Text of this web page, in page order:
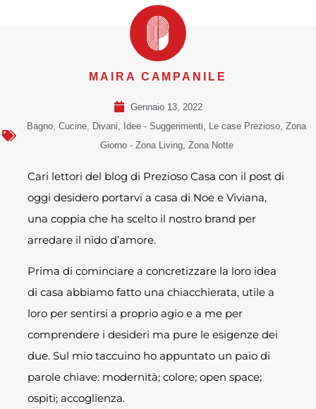
MAIRA CAMPANILE
Gennaio 13, 2022
Bagno Cucine Divani Idee - Suggerimenti Le case Prezioso Zona
Giorno - Zona Living, Zona Notte
Cari lettori del blog di Prezioso Casa con il post di
oggi desidero portarvi a casa di Noe e Viviana,
una coppia che ha scelto il nostro brand per
arredare il nido d’amore.
Prima di cominciare a concretizzare la loro idea
di casa abbiamo fatto una chiacchierata, utile a
loro per sentirsi a proprio agio e a me per
comprendere i desideri ma pure le esigenze dei
due. Sul mio taccuino ho appuntato un paio di
parole chiave: modernità; colore; open space;
ospiti; accoglienza.